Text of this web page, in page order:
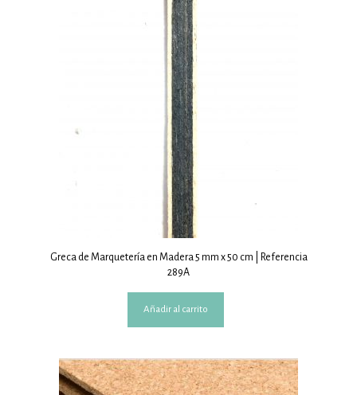
Greca de Marquetería en Madera 5 mm x 50 cm | Referencia
289A
Añadir al carrito